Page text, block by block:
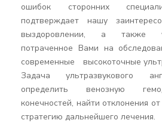
ошибок сторонних
подтверждает нашу
выздоровлении, а также
потраченное Вами на
современные высокоточные
Задача ультразвукового
определить венозную
конечностей, найти отклонения
стратегию дальнейшего лечения.